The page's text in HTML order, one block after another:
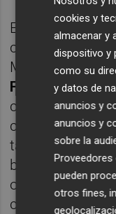
En cambio, el
contrarrestar el
Mestalla y
FC Barcelona
circunstancias
campeonato
también
bajas por
oportunidad de
como solución
cookies y
almacenar y
dispositivo y
como su
y datos de
anuncios y
anuncios y
sobre la
pueden
otros fines,